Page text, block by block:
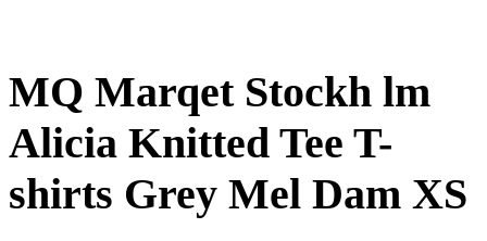
MQ Marqet Stockh lm
Alicia Knitted Tee T-
shirts Grey Mel Dam XS